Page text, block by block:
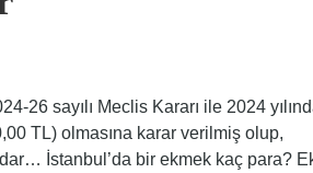
26 sayılı Meclis Kararı ile 2024
TL) olmasına karar verilmiş olup,
İstanbul’da bir ekmek kaç para?